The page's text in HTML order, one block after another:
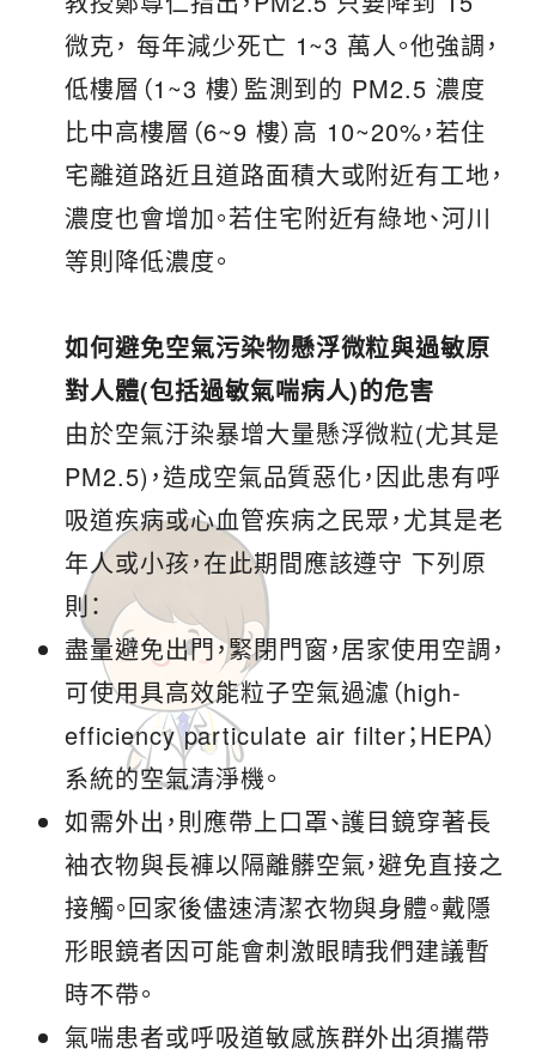
微克， 每年減少死亡 1~3 萬人。他強調，
低樓層（1~3 樓）監測到的 PM2.5 濃度
比中高樓層（6~9 樓）高 10~20%，若住
宅離道路近且道路面積大或附近有工地，
濃度也會增加。若住宅附近有綠地、河川
等則降低濃度。
如何避免空氣污染物懸浮微粒與過敏原
對人體(包括過敏氣喘病人)的危害
由於空氣汙染暴增大量懸浮微粒(尤其是
PM2.5)，造成空氣品質惡化，因此患有呼
吸道疾病或心血管疾病之民眾，尤其是老
年人或小孩，在此期間應該遵守 下列原
則：
盡量避免出門，緊閉門窗，居家使用空調，
可使用具高效能粒子空氣過濾（high-
efficiency particulate air filter；HEPA）
系統的空氣清淨機。
如需外出，則應帶上口罩、護目鏡穿著長
袖衣物與長褲以隔離髒空氣，避免直接之
接觸。回家後儘速清潔衣物與身體。戴隱
形眼鏡者因可能會刺激眼睛我們建議暫
時不帶。
氣喘患者或呼吸道敏感族群外出須攜帶